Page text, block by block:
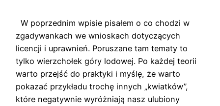
W poprzednim wpisie pisałem o co chodzi w
zgadywankach we wnioskach dotyczących
licencji i uprawnień. Poruszane tam tematy to
tylko wierzchołek góry lodowej. Po każdej teorii
warto przejść do praktyki i myślę, że warto
pokazać przykładu trochę innych „kwiatków”,
które negatywnie wyróżniają nasz ulubiony